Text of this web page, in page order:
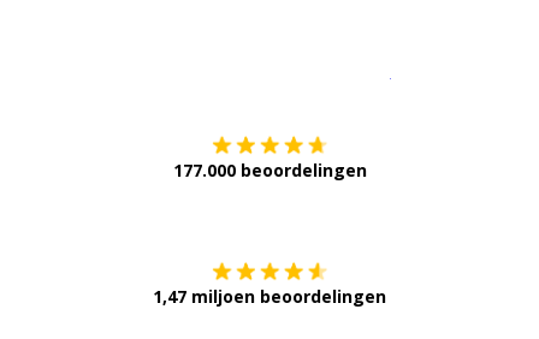
177.000 beoordelingen
1,47 miljoen beoordelingen